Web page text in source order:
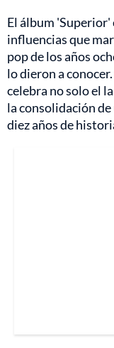
El álbum 'Superior'
influencias que
pop de los años
lo dieron a
celebra no solo el
la consolidación
diez años de